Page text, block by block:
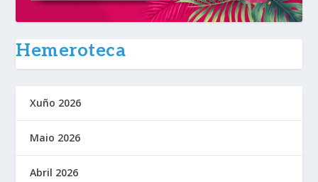
Hemeroteca
Xuño 2026
Maio 2026
Abril 2026